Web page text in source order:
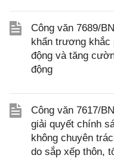
Công văn 7689/
khẩn trương khắc
động và tăng
động
Công văn 7617/
giải quyết chính
không chuyên
do sắp xếp thôn,